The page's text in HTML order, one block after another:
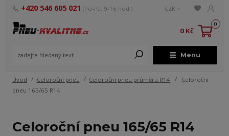
Menu
CZK
+420 546 605 021 (Po-Pá, 9-16 hod.)
0
0 Kč
Úvod Celoroční pneu Celoroční pneu průměru R14
Celoroční
pneu 165/65 R14
Celoroční pneu 165/65 R14